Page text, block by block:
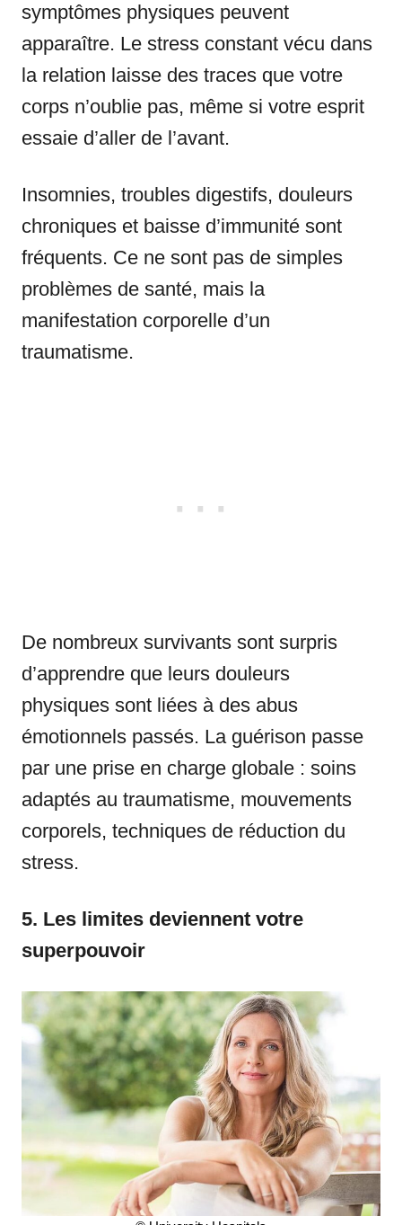
symptômes physiques peuvent
apparaître. Le stress constant vécu dans
la relation laisse des traces que votre
corps n’oublie pas, même si votre esprit
essaie d’aller de l’avant.
Insomnies, troubles digestifs, douleurs
chroniques et baisse d’immunité sont
fréquents. Ce ne sont pas de simples
problèmes de santé, mais la
manifestation corporelle d’un
traumatisme.
De nombreux survivants sont surpris
d’apprendre que leurs douleurs
physiques sont liées à des abus
émotionnels passés. La guérison passe
par une prise en charge globale : soins
adaptés au traumatisme, mouvements
corporels, techniques de réduction du
stress.
5. Les limites deviennent votre
superpouvoir